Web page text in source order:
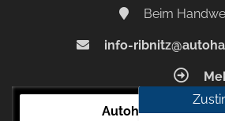
Beim
info-
Autohaus Blunck